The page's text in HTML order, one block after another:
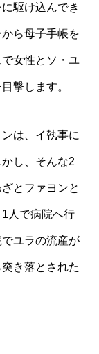
駆け込んでき
ら母子手帳を
女性とソ・ユ
撃します。
は、イ執事に
し、そんな2
とファヨンと
人で病院へ行
ユラの流産が
き落とされた